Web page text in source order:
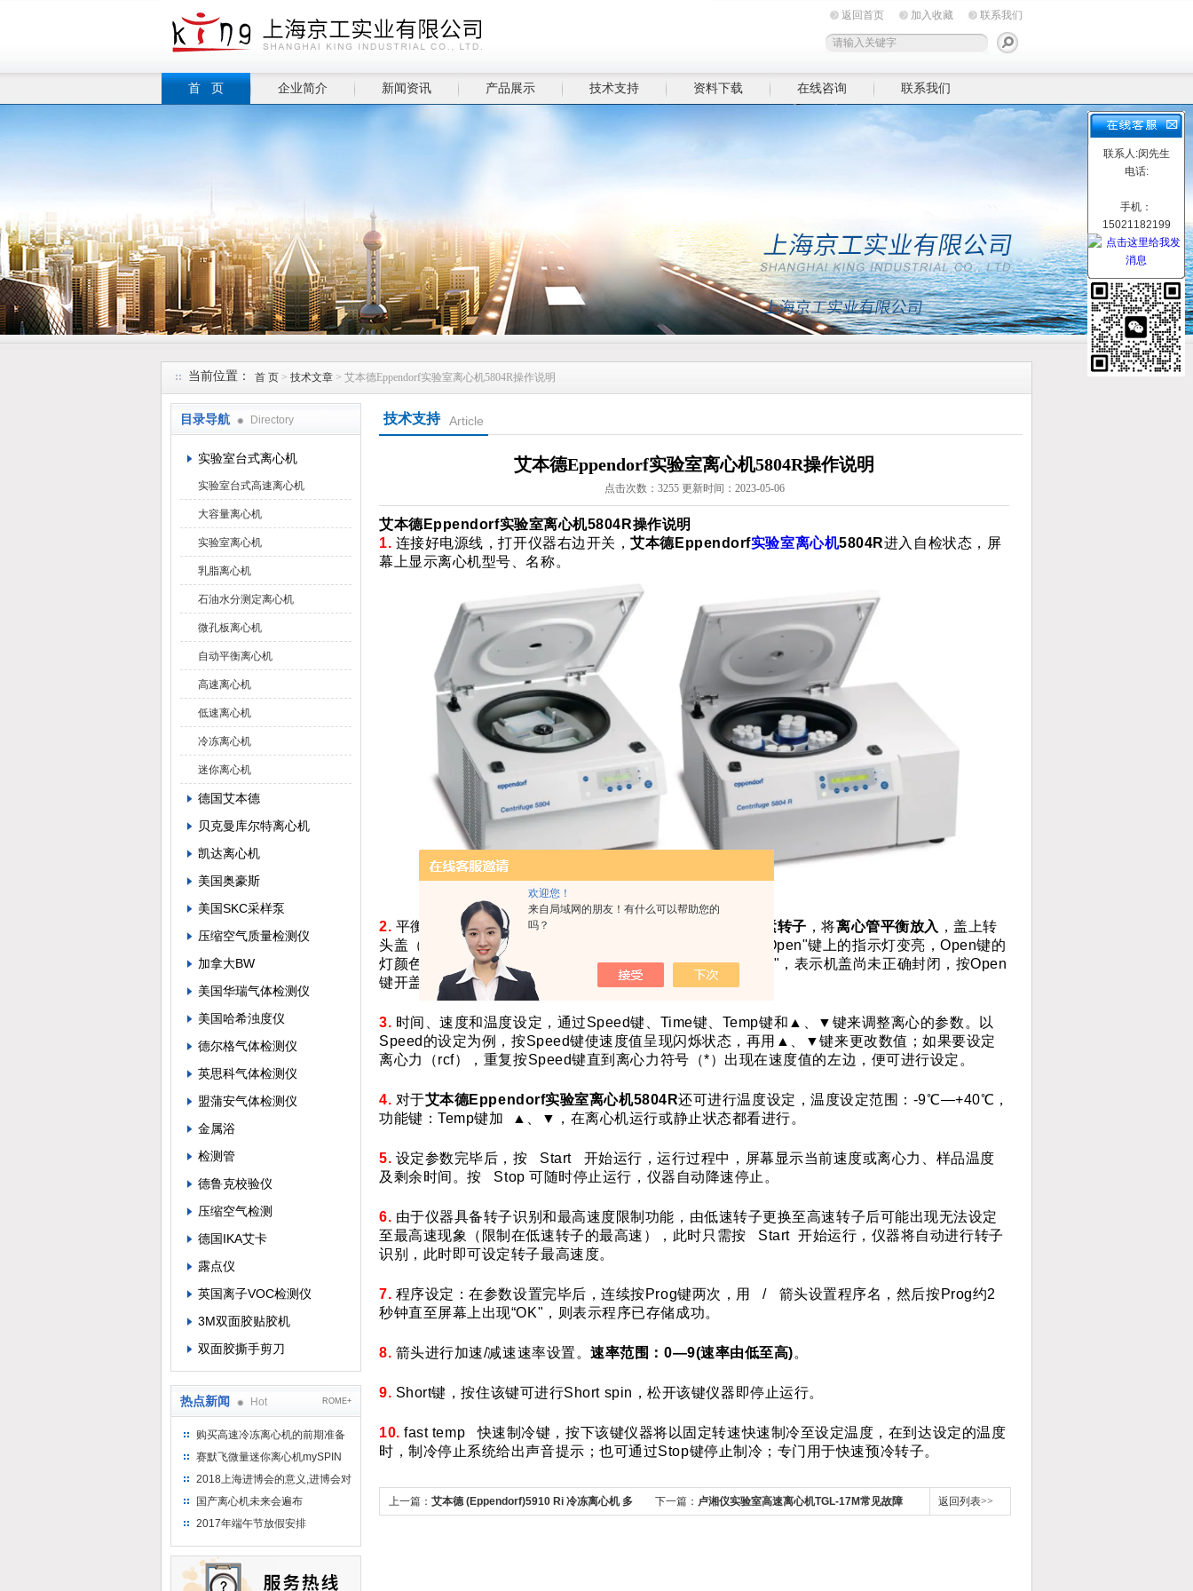
欢迎您！
来自局域网的朋友！有什么可以帮助您的
吗？
返回首页 加入收藏 联系我们
首 页 企业简介 新闻资讯 产品展示 技术支持 资料下载 在线咨询 联系我们
当前位置： 首 页 > 技术文章 > 艾本德Eppendorf实验室离心机5804R操作说明
目录导航 Directory
实验室台式离心机
实验室台式高速离心机
大容量离心机
实验室离心机
乳脂离心机
石油水分测定离心机
微孔板离心机
自动平衡离心机
高速离心机
低速离心机
冷冻离心机
迷你离心机
德国艾本德
贝克曼库尔特离心机
凯达离心机
美国奥豪斯
美国SKC采样泵
压缩空气质量检测仪
加拿大BW
美国华瑞气体检测仪
美国哈希浊度仪
德尔格气体检测仪
英思科气体检测仪
盟蒲安气体检测仪
金属浴
检测管
德鲁克校验仪
压缩空气检测
德国IKA艾卡
露点仪
英国离子VOC检测仪
3M双面胶贴胶机
双面胶撕手剪刀
热点新闻 Hot ROME+
购买高速冷冻离心机的前期准备
工作
赛默飞微量迷你离心机mySPIN
12
2018上海进博会的意义,进博会对
上海的影响有哪些？
国产离心机未来会遍布
2017年端午节放假安排
技术支持 Article
艾本德Eppendorf实验室离心机5804R操作说明
点击次数：3255 更新时间：2023-05-06
艾本德Eppendorf实验室离心机5804R操作说明
1. 连接好电源线，打开仪器右边开关，艾本德Eppendorf实验室离心机5804R进入自检状态，屏
幕上显示离心机型号、名称。
2. 平衡装载样品，用所配的六角扳手按顺时针方向 拧紧固定紧转子 ，将离心管平衡放入 ，盖上转
头盖（大转头的盖子应该旋紧），正确关上离心机盖子，使“Open"键上的指示灯变亮，Open键的
灯颜色会变为蓝色。假如屏幕显示“Press Open"或“Close Lid"，表示机盖尚未正确封闭，按Open
键开盖并将机盖再次关紧即可。
3. 时间、速度和温度设定，通过Speed键、Time键、Temp键和▲、▼键来调整离心的参数。以
Speed的设定为例，按Speed键使速度值呈现闪烁状态，再用▲、▼键来更改数值；如果要设定
离心力（rcf），重复按Speed键直到离心力符号（*）出现在速度值的左边，便可进行设定。
4. 对于艾本德Eppendorf实验室离心机5804R还可进行温度设定，温度设定范围：-9℃—+40℃，
功能键：Temp键加 ▲、▼，在离心机运行或静止状态都看进行。
5. 设定参数完毕后，按 Start 开始运行，运行过程中，屏幕显示当前速度或离心力、样品温度
及剩余时间。按 Stop 可随时停止运行，仪器自动降速停止。
6. 由于仪器具备转子识别和最高速度限制功能，由低速转子更换至高速转子后可能出现无法设定
至最高速现象（限制在低速转子的最高速），此时只需按 Start 开始运行，仪器将自动进行转子
识别，此时即可设定转子最高速度。
7. 程序设定：在参数设置完毕后，连续按Prog键两次，用 / 箭头设置程序名，然后按Prog约2
秒钟直至屏幕上出现“OK"，则表示程序已存储成功。
8. 箭头进行加速/减速速率设置。速率范围：0—9(速率由低至高)。
9. Short键，按住该键可进行Short spin，松开该键仪器即停止运行。
10.fast temp 快速制冷键，按下该键仪器将以固定转速快速制冷至设定温度，在到达设定的温度
时，制冷停止系统给出声音提示；也可通过Stop键停止制冷；专门用于快速预冷转子。
上一篇： 艾本德 (Eppendorf)5910 Ri 冷冻离心机 多 下一篇： 卢湘仪实验室高速离心机TGL-17M常见故障 返回列表>>
联系人:闵先生
电话:
手机：
15021182199